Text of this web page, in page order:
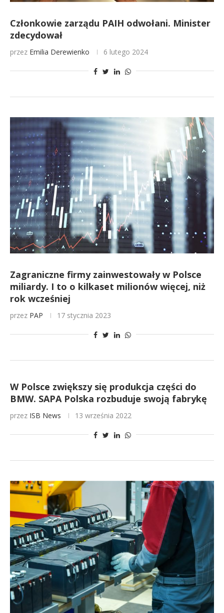
Członkowie zarządu PAIH odwołani. Minister
zdecydował
przez Emilia Derewienko 6 lutego 2024
Zagraniczne firmy zainwestowały w Polsce
miliardy. I to o kilkaset milionów więcej, niż
rok wcześniej
przez PAP 17 stycznia 2023
W Polsce zwiększy się produkcja części do
BMW. SAPA Polska rozbuduje swoją fabrykę
przez ISB News 13 września 2022